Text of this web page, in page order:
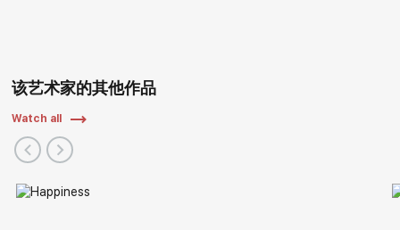
该艺术家的其他作品
Watch all